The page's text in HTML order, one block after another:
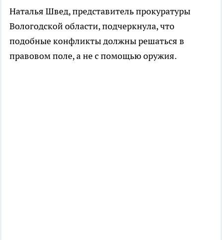
Наталья Швед, представитель прокуратуры
Вологодской области, подчеркнула, что
подобные конфликты должны решаться в
правовом поле, а не с помощью оружия.